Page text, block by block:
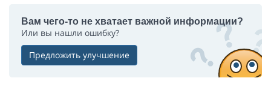
Вам чего-то не хватает важной информации?
Или вы нашли ошибку?
Предложить улучшение